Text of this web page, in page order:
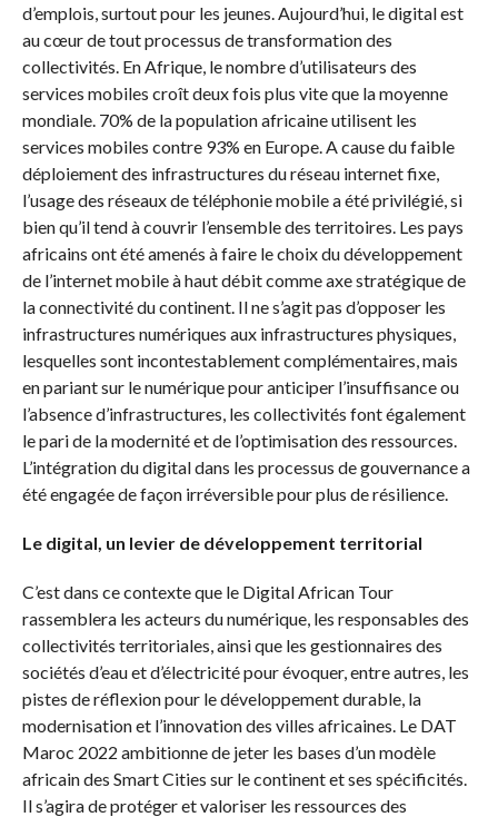
d’emplois, surtout pour les jeunes. Aujourd’hui, le digital est
au cœur de tout processus de transformation des
collectivités. En Afrique, le nombre d’utilisateurs des
services mobiles croît deux fois plus vite que la moyenne
mondiale. 70% de la population africaine utilisent les
services mobiles contre 93% en Europe. A cause du faible
déploiement des infrastructures du réseau internet fixe,
l’usage des réseaux de téléphonie mobile a été privilégié, si
bien qu’il tend à couvrir l’ensemble des territoires. Les pays
africains ont été amenés à faire le choix du développement
de l’internet mobile à haut débit comme axe stratégique de
la connectivité du continent. Il ne s’agit pas d’opposer les
infrastructures numériques aux infrastructures physiques,
lesquelles sont incontestablement complémentaires, mais
en pariant sur le numérique pour anticiper l’insuffisance ou
l’absence d’infrastructures, les collectivités font également
le pari de la modernité et de l’optimisation des ressources.
L’intégration du digital dans les processus de gouvernance a
été engagée de façon irréversible pour plus de résilience.
Le digital, un levier de développement territorial
C’est dans ce contexte que le Digital African Tour
rassemblera les acteurs du numérique, les responsables des
collectivités territoriales, ainsi que les gestionnaires des
sociétés d’eau et d’électricité pour évoquer, entre autres, les
pistes de réflexion pour le développement durable, la
modernisation et l’innovation des villes africaines. Le DAT
Maroc 2022 ambitionne de jeter les bases d’un modèle
africain des Smart Cities sur le continent et ses spécificités.
Il s’agira de protéger et valoriser les ressources des